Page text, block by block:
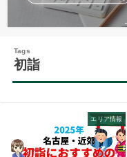
初詣
エリア情報